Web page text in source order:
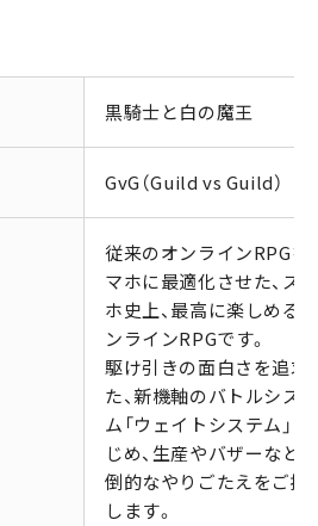
黒騎士と白の魔王
GvG（Guild vs Guild）
従来のオンラインRPGを
マホに最適化させた、ス
ホ史上、最高に楽しめる
ンラインRPGです。
駆け引きの面白さを追求
た、新機軸のバトルシス
ム「ウェイトシステム」を
じめ、生産やバザーなど、
倒的なやりごたえをご提
します。